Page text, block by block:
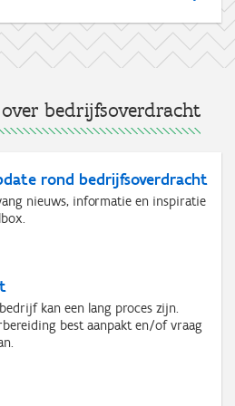
bedrijfsoverdracht
rond bedrijfsoverdracht
nieuws, informatie en inspiratie
kan een lang proces zijn.
best aanpakt en/of vraag